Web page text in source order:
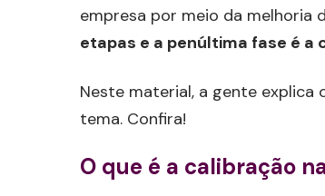
empresa por meio da melhoria
etapas e a penúltima fase é a
Neste material, a gente explica
tema. Confira!
O que é a calibração